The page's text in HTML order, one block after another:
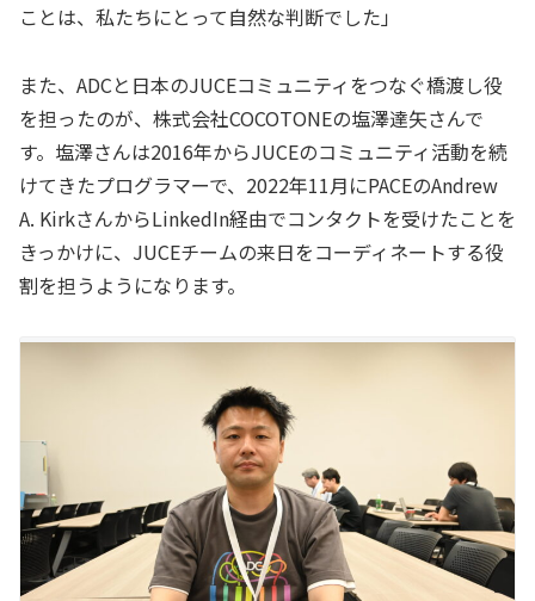
ことは、私たちにとって自然な判断でした」
また、ADCと日本のJUCEコミュニティをつなぐ橋渡し役
を担ったのが、株式会社COCOTONEの塩澤達矢さんで
す。塩澤さんは2016年からJUCEのコミュニティ活動を続
けてきたプログラマーで、2022年11月にPACEのAndrew
A. KirkさんからLinkedIn経由でコンタクトを受けたことを
きっかけに、JUCEチームの来日をコーディネートする役
割を担うようになります。